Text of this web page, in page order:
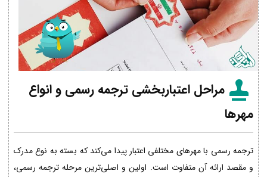
مراحل اعتباربخشی ترجمه رسمی و انواع
مهرها
ترجمه رسمی با مهرهای مختلفی اعتبار پیدا می‌کند که بسته به نوع مدرک
و مقصد ارائه آن متفاوت است. اولین و اصلی‌ترین مرحله ترجمه رسمی،